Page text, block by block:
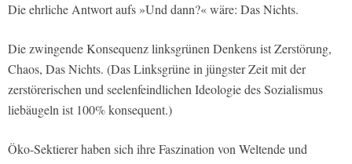
Die ehrliche Antwort aufs »Und dann?« wäre: Das Nichts.
Die zwingende Konsequenz linksgrünen Denkens ist Zerstörung,
Chaos, Das Nichts. (Das Linksgrüne in jüngster Zeit mit der
zerstörerischen und seelenfeindlichen Ideologie des Sozialismus
liebäugeln ist 100% konsequent.)
Öko-Sektierer haben sich ihre Faszination von Weltende und